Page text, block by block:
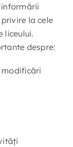
Noutăți
Contact
la cele
liceului.
despre:
modificări